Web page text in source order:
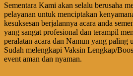
Sementara Kami akan selalu berusaha
pelayanan untuk menciptakan
kesuksesan berjalannya acara anda
yang sangat profesional dan terampil
peralatan acara dan Namun yang paling
Sudah melengkapi Vaksin Lengkap/
event aman dan nyaman.